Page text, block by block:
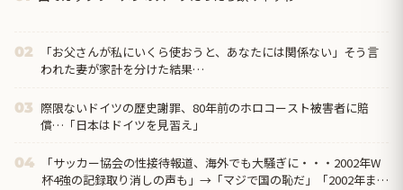
02
「お父さんが私にいくら使おうと、あなたには関係ない」そう言
われた妻が家計を分けた結果…
03 際限ないドイツの歴史謝罪、80年前のホロコースト被害者に賠
償…「日本はドイツを見習え」
04
「サッカー協会の性接待報道、海外でも大騒ぎに・・・2002年W
杯4強の記録取り消しの声も」→「マジで国の恥だ」「2002年まで